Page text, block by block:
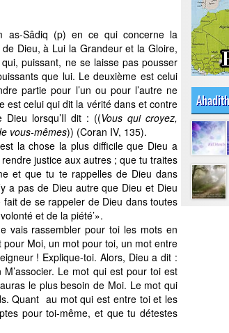
as-Sâdiq (p) en ce qui concerne la
Dieu, à Lui la Grandeur et la Gloire,
puissant, ne se laisse pas pousser
que lui. Le deuxième est celui
partie pour l’un ou pour l’autre ne
est celui qui dit la vérité dans et contre
Dieu lorsqu’Il dit : ((Vous qui croyez,
vous-mêmes)) (Coran IV, 135).
la chose la plus difficile que Dieu a
justice aux autres ; que tu traites
et que tu te rappelles de Dieu dans
a pas de Dieu autre que Dieu et Dieu
de se rappeler de Dieu dans toutes
et de la piété’».
vais rassembler pour toi les mots en
pour Moi, un mot pour toi, un mot entre
! Explique-toi. Alors, Dieu a dit :
M’associer. Le mot qui est pour toi est
le plus besoin de Moi. Le mot qui
Quant au mot qui est entre toi et les
pour toi-même, et que tu détestes
Ahadith